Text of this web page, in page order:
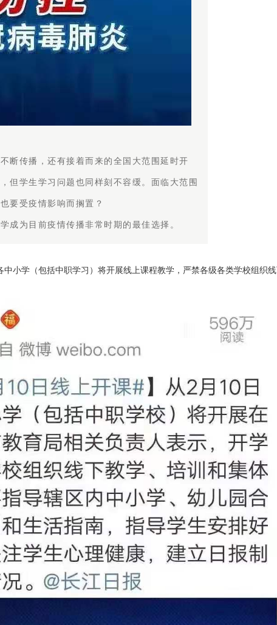
断传播，还有接着而来的全国大范围延时开
但学生学习问题也同样刻不容缓。面临大范围
要受疫情影响而搁置？
成为目前疫情传播非常时期的最佳选择。
小学（包括中职学习）将开展线上课程教学，严禁各级各类学校组织